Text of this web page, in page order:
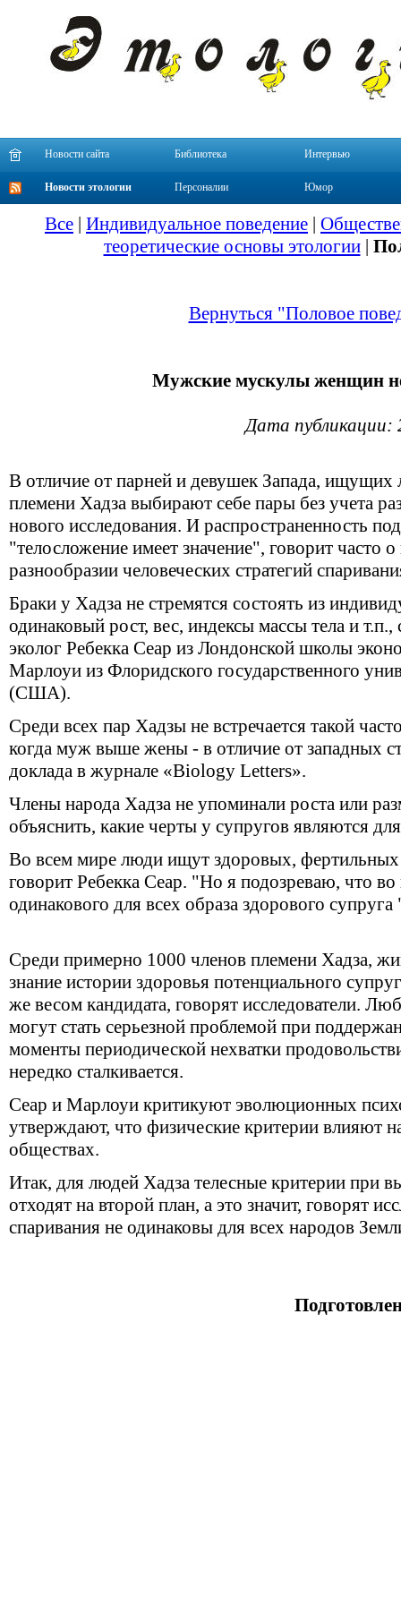
Новости сайта Библиотека Интервью
Новости этологии Персоналии Юмор
Все | Индивидуальное поведение |
теоретические основы этологии|
Вернуться "Половое
Мужские мускулы женщин
Дата публикации:
В отличие от парней и девушек Запада,
племени Хадза выбирают себе пары без учета
нового исследования. И распространенность
"телосложение имеет значение", говорит часто
разнообразии человеческих стратегий
Браки у Хадза не стремятся состоять из
одинаковый рост, вес, индексы массы тела и т.п.,
эколог Ребекка Сеар из Лондонской школы
Марлоуи из Флоридского государственного
(США).
Среди всех пар Хадзы не встречается такой
когда муж выше жены - в отличие от западных
доклада в журнале «Biology Letters».
Члены народа Хадза не упоминали роста или
объяснить, какие черты у супругов являются
Во всем мире люди ищут здоровых, фертильных
говорит Ребекка Сеар. "Но я подозреваю, что
одинакового для всех образа здорового
Среди примерно 1000 членов племени Хадза,
знание истории здоровья потенциального
же весом кандидата, говорят исследователи.
могут стать серьезной проблемой при
моменты периодической нехватки
нередко сталкивается.
Сеар и Марлоуи критикуют эволюционных
утверждают, что физические критерии влияют
обществах.
Итак, для людей Хадза телесные критерии при
отходят на второй план, а это значит, говорят
спаривания не одинаковы для всех народов